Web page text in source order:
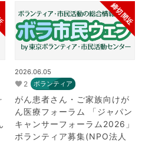
締切間近
2026.06.05
2 ボランティア
がん患者さん・ご家族向けが
ん医療フォーラム 「ジャパン
キャンサーフォーラム2026」
ボランティア募集(NPO法人